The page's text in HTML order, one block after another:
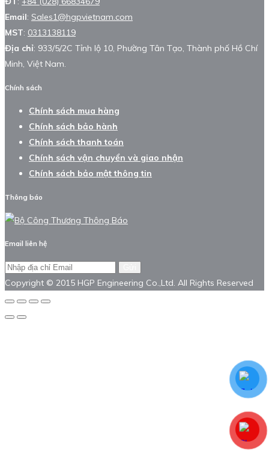
Email: Sales1@hgpvietnam.com
MST: 0313138119
Địa chỉ: 933/5/2C Tỉnh lộ 10, Phường Tân Tạo, Thành phố Hồ Chí
Minh, Việt Nam.
Chính sách
Chính sách mua hàng
Chính sách bảo hành
Chính sách thanh toán
Chính sách vận chuyển và giao nhận
Chính sách bảo mật thông tin
Thông báo
Email liên hệ
Copyright © 2015 HGP Engineering Co.,Ltd. All Rights Reserved